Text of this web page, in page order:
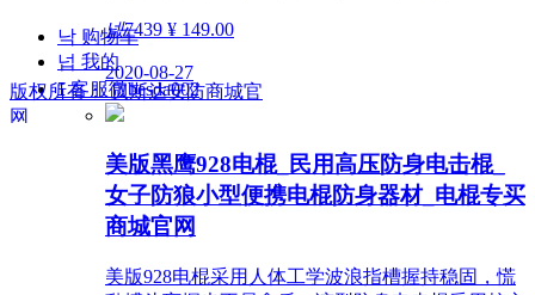
넶7439 ¥ 149.00
2020-08-27
美版黑鹰928电棍_民用高压防身电击棍_
女子防狼小型便携电棍防身器材_电棍专买
商城官网
美版928电棍采用人体工学波浪指槽握持稳固，慌
낙 购物车
넙 我的
ꀤ 客服微besda002
版权所有： 贝斯达安防商城官
网